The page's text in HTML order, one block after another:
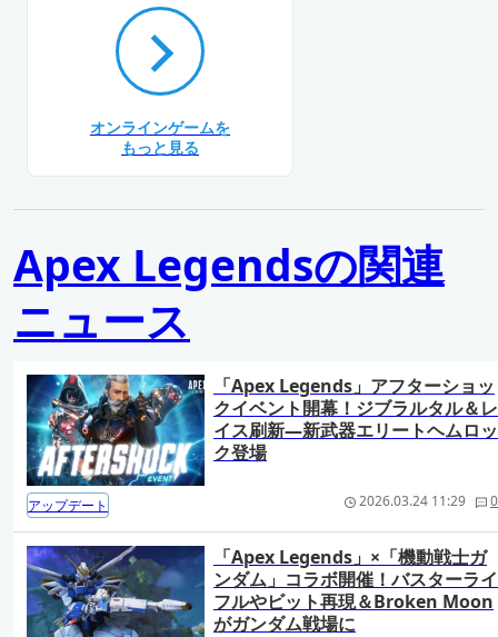
オンラインゲームを
もっと見る
Apex Legendsの関連
ニュース
「Apex Legends」アフターショッ
クイベント開幕！ジブラルタル＆レ
イス刷新―新武器エリートヘムロッ
ク登場
アップデート 2026.03.24 11:29 0
「Apex Legends」×「機動戦士ガ
ンダム」コラボ開催！バスターライ
フルやビット再現＆Broken Moon
がガンダム戦場に